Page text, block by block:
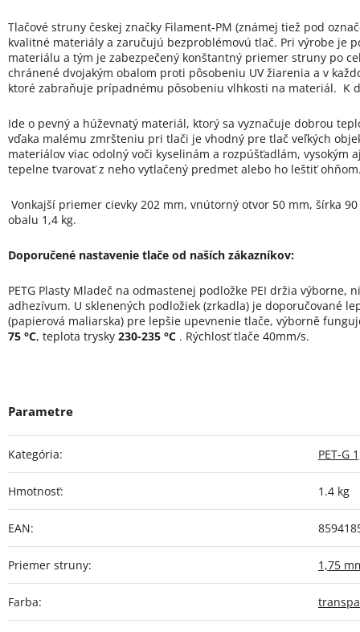
Tlačové struny českej značky Filament-PM (známej tiež pod
kvalitné materiály a zaručujú bezproblémovú tlač. Pri výrobe je
materiálu a tým je zabezpečený konštantný priemer struny po
chránené dvojakým obalom proti pôsobeniu UV žiarenia a v
ktoré zabraňuje prípadnému pôsobeniu vlhkosti na materiál. K
Ide o pevný a húževnatý materiál, ktorý sa vyznačuje dobrou
vďaka malému zmršteniu pri tlači je vhodný pre tlač veľkých
materiálov viac odolný voči kyselinám a rozpúšťadlám, vysokým
tepelne tvarovať z neho vytlačený predmet alebo ho leštiť
Vonkajší priemer cievky 202 mm, vnútorný otvor 50 mm, šírka
obalu 1,4 kg.
Doporučené nastavenie tlače od naších zákazníkov:
PETG Plasty Mladeč na odmastenej podložke PEI držia výborne,
adhezívum. U sklenených podložiek (zrkadla) je doporučované
(papierová maliarska) pre lepšie upevnenie tlače, výborně
75 °C, teplota trysky 230-235 °C . Rýchlosť tlače 40mm/s.
Kategória: PET-G
Hmotnosť: 1.4 kg
EAN:
Priemer struny: 1,75
Farba: